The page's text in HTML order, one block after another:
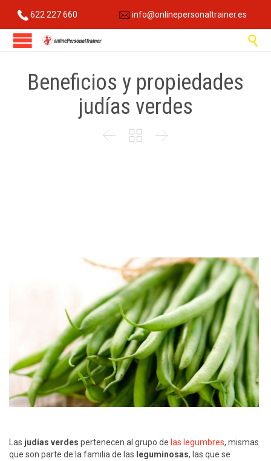
622 227 660 info@onlinepersonaltrainer.es

Beneficios y propiedades
judías verdes
  
Las judías verdes pertenecen al grupo de las legumbres, mismas
que son parte de la familia de las leguminosas, las que se